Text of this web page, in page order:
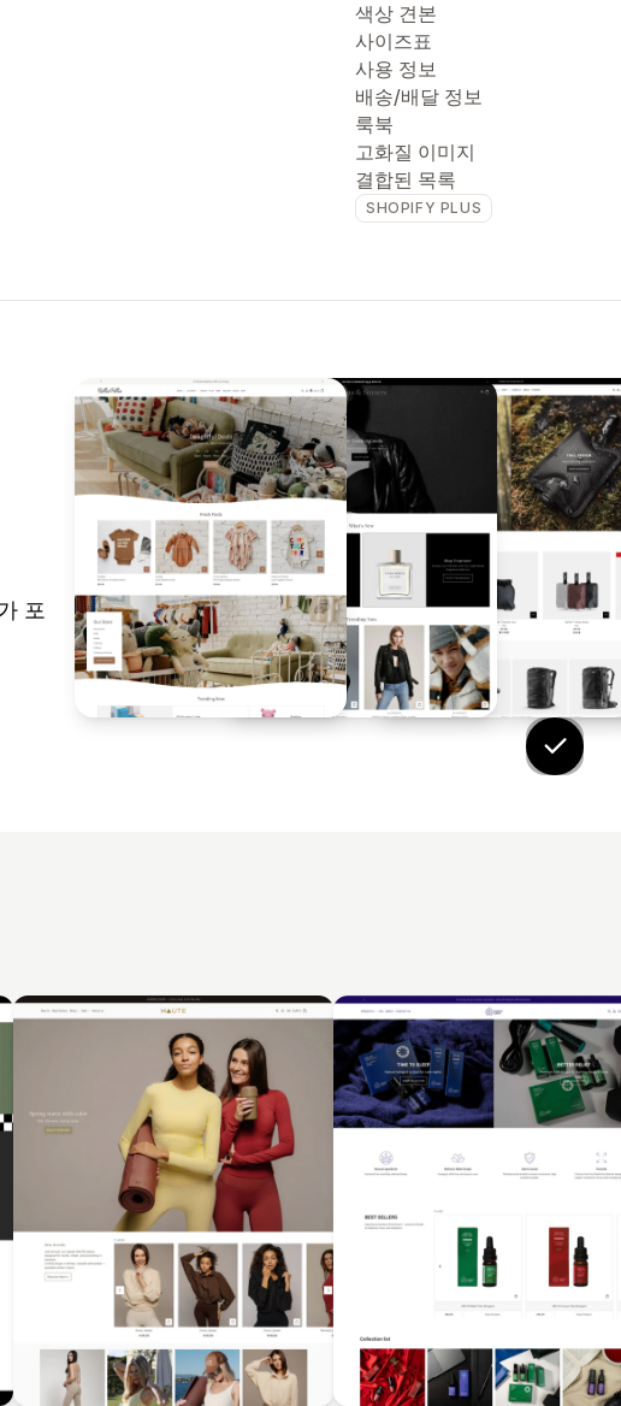
색상 견본
사이즈표
사용 정보
배송/배달 정보
룩북
고화질 이미지
결합된 목록
SHOPIFY PLUS
포